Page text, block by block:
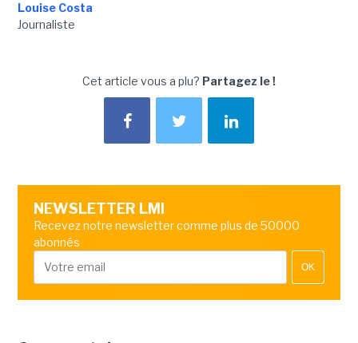
Louise Costa
Journaliste
Cet article vous a plu? Partagez le !
NEWSLETTER LMI
Recevez notre newsletter comme plus de 50000
abonnés
OK